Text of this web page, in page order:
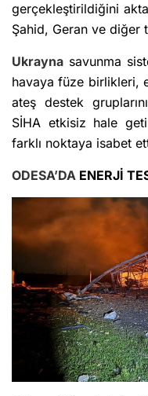
gerçekleştirildiğini
Şahid, Geran ve diğer
Ukrayna savunma
havaya füze birlikleri,
ateş destek
SİHA etkisiz hale
farklı noktaya isabet
ODESA’DA ENERJİ